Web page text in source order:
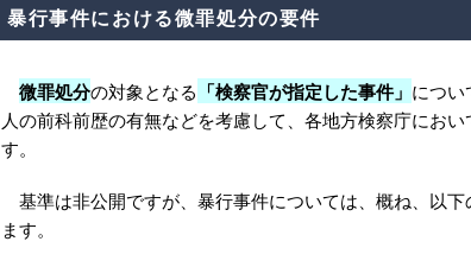
暴行事件における微罪処分の要件
微罪処分の対象となる 「検察官が指定した事件」 につ
人の前科前歴の有無などを考慮して、各地方検察庁にお
す。
基準は非公開ですが、暴行事件については、概ね、以
ます。